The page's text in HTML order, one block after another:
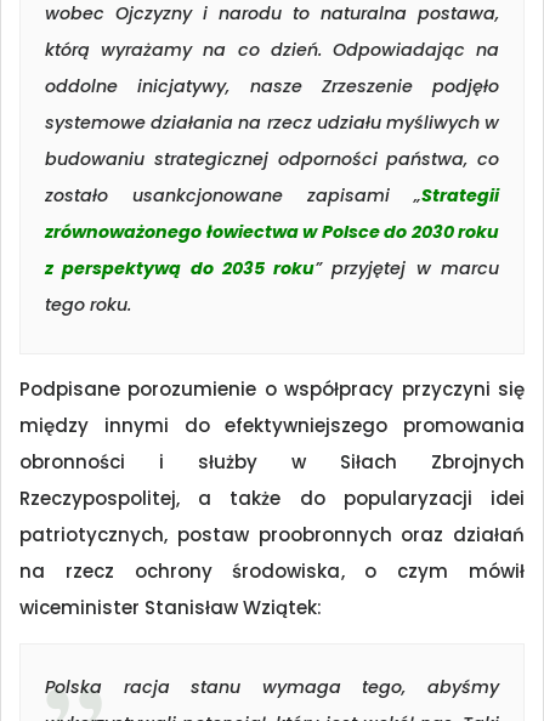
wobec Ojczyzny i narodu to naturalna postawa,
którą wyrażamy na co dzień. Odpowiadając na
oddolne inicjatywy, nasze Zrzeszenie podjęło
systemowe działania na rzecz udziału myśliwych w
budowaniu strategicznej odporności państwa, co
zostało usankcjonowane zapisami „Strategii
zrównoważonego łowiectwa w Polsce do 2030 roku
z perspektywą do 2035 roku” przyjętej w marcu
tego roku.
Podpisane porozumienie o współpracy przyczyni się
między innymi do efektywniejszego promowania
obronności i służby w Siłach Zbrojnych
Rzeczypospolitej, a także do popularyzacji idei
patriotycznych, postaw proobronnych oraz działań
na rzecz ochrony środowiska, o czym mówił
wiceminister Stanisław Wziątek:
Polska racja stanu wymaga tego, abyśmy